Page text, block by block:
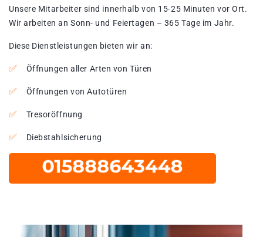
Unsere Mitarbeiter sind innerhalb von 15-25 Minuten vor Ort.
Wir arbeiten an Sonn- und Feiertagen – 365 Tage im Jahr.
Diese Dienstleistungen bieten wir an:
Öffnungen aller Arten von Türen
Öffnungen von Autotüren
Tresoröffnung
Diebstahlsicherung